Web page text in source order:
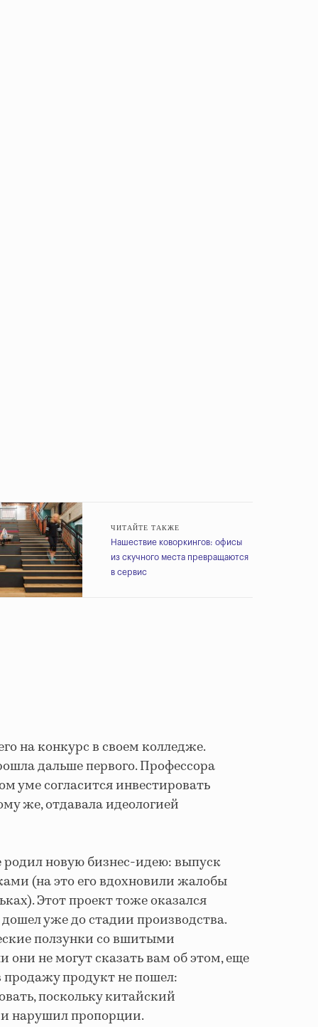
ЧИТАЙТЕ ТАКЖЕ
Нашествие коворкингов: офисы
из скучного места превращаются
в сервис
на конкурс в своем колледже.
дальше первого. Профессора
уме согласится инвестировать
же, отдавала идеологией
новую бизнес-идею: выпуск
(на это его вдохновили жалобы
Этот проект тоже оказался
уже до стадии производства.
ползунки со вшитыми
не могут сказать вам об этом, еще
продажу продукт не пошел:
поскольку китайский
нарушил пропорции.